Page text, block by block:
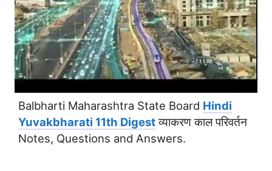
Balbharti Maharashtra State Board Hindi
Yuvakbharati 11th Digestव्याकरण काल परिवर्तन
Notes, Questions and Answers.